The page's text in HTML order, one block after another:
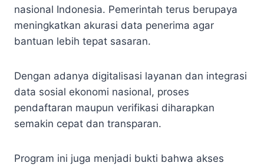
nasional Indonesia. Pemerintah terus berupaya
meningkatkan akurasi data penerima agar
bantuan lebih tepat sasaran.
Dengan adanya digitalisasi layanan dan integrasi
data sosial ekonomi nasional, proses
pendaftaran maupun verifikasi diharapkan
semakin cepat dan transparan.
Program ini juga menjadi bukti bahwa akses